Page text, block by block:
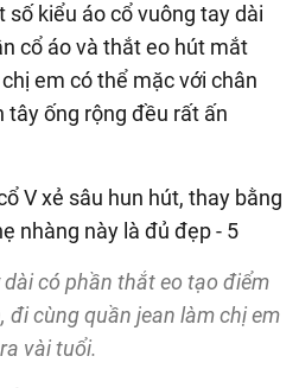
kiểu áo cổ vuông tay dài
cổ áo và thắt eo hút mắt
em có thể mặc với chân
tây ống rộng đều rất ấn
có phần thắt eo tạo điểm
đi cùng quần jean làm chị em
vài tuổi.